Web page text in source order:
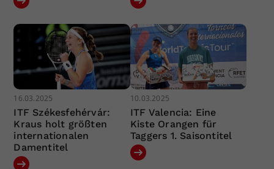
16.03.2025
ITF Székesfehérvár:
Kraus holt größten
internationalen
Damentitel
10.03.2025
ITF Valencia: Eine
Kiste Orangen für
Taggers 1. Saisontitel